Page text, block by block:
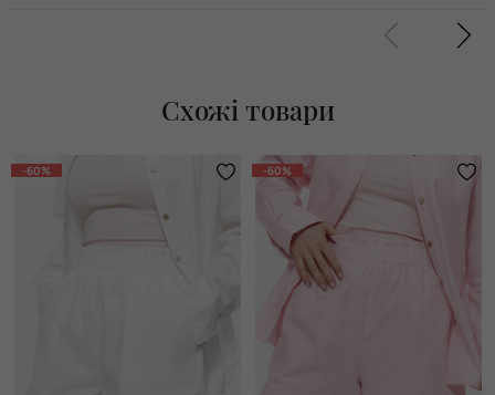
Схожі товари
-60% -60%